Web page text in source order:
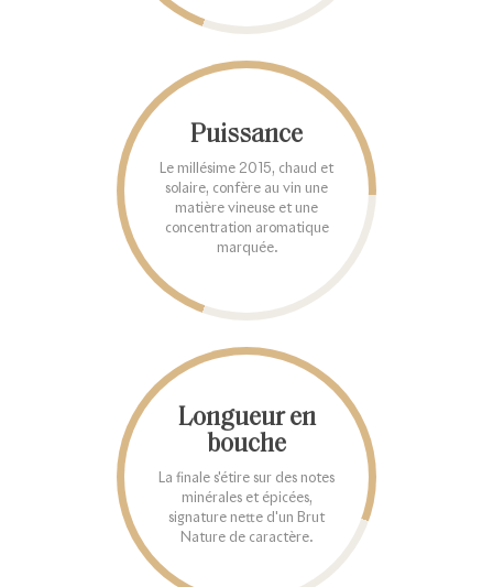
Puissance
Le millésime 2015, chaud et
solaire, confère au vin une
matière vineuse et une
concentration aromatique
marquée.
Longueur en
bouche
La finale s'étire sur des notes
minérales et épicées,
signature nette d'un Brut
Nature de caractère.